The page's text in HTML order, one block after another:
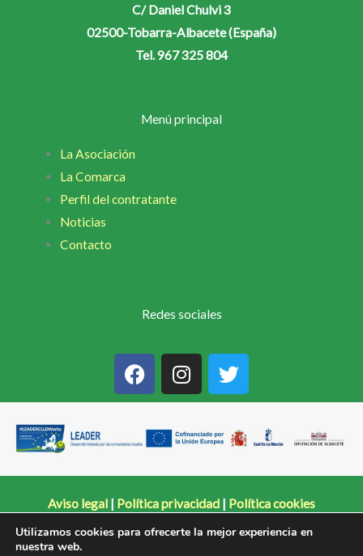
C/ Daniel Chulvi 3
02500-Tobarra-Albacete (España)
Tel. 967 325 804
Menú principal
La Asociación
La Comarca
Perfil del contratante
Noticias
Contacto
Redes sociales
a
c
e
o
n
s
t
a
g
m
w
i
t
t
e
Aviso legal | Política privacidad | Política cookies
Utilizamos cookies para ofrecerte la mejor experiencia en
nuestra web.